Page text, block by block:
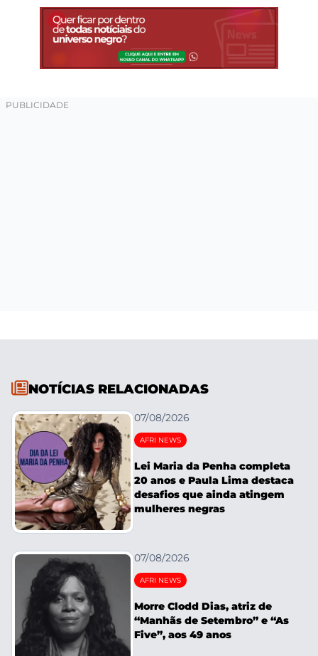
NOTÍCIAS RELACIONADAS
07/08/2026
AFRI NEWS
Lei Maria da Penha completa
20 anos e Paula Lima destaca
desafios que ainda atingem
mulheres negras
07/08/2026
AFRI NEWS
Morre Clodd Dias, atriz de
“Manhãs de Setembro” e “As
Five”, aos 49 anos